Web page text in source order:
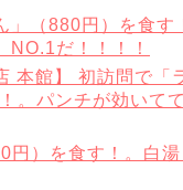
」（880円）を食す
NO.1だ！！！！
本館】 初訪問で「
。パンチが効いて
円）を食す！。白湯